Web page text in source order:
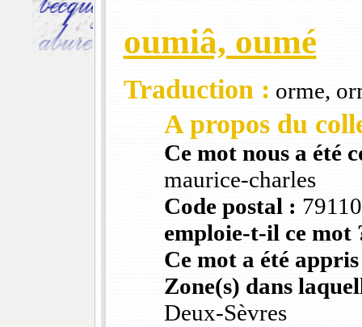
oumiâ, oumé
Traduction : orme,
A propos du
Ce mot nous a été
maurice-charles
Code postal :
emploie-t-il ce mot
Ce mot a été
Zone(s) dans
Deux-Sèvres